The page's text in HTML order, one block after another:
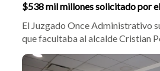
$538 mil millones solicitado por
El Juzgado Once Administrativo
que facultaba al alcalde Cristian
un crédito por $538 mil millones.
Cristian Avendaño, la jueza halló